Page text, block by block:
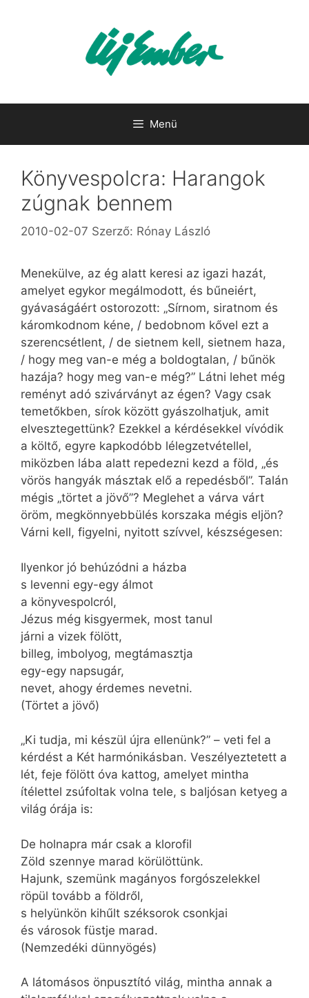
Menü
Könyvespolcra: Harangok
zúgnak bennem
2010-02-07 Szerző: Rónay László
Menekülve, az ég alatt keresi az igazi hazát,
amelyet egykor megálmodott, és bűneiért,
gyávaságáért ostorozott: „Sírnom, siratnom és
káromkodnom kéne, / bedobnom kővel ezt a
szerencsétlent, / de sietnem kell, sietnem haza,
/ hogy meg van-e még a boldogtalan, / bűnök
hazája? hogy meg van-e még?” Látni lehet még
reményt adó szivárványt az égen? Vagy csak
temetőkben, sírok között gyászolhatjuk, amit
elvesztegettünk? Ezekkel a kérdésekkel vívódik
a költő, egyre kapkodóbb lélegzetvétellel,
miközben lába alatt repedezni kezd a föld, „és
vörös hangyák másztak elő a repedésből”. Talán
mégis „törtet a jövő”? Meglehet a várva várt
öröm, megkönnyebbülés korszaka mégis eljön?
Várni kell, figyelni, nyitott szívvel, készségesen:
Ilyenkor jó behúzódni a házba
s levenni egy-egy álmot
a könyvespolcról,
Jézus még kisgyermek, most tanul
járni a vizek fölött,
billeg, imbolyog, megtámasztja
egy-egy napsugár,
nevet, ahogy érdemes nevetni.
(Törtet a jövő)
„Ki tudja, mi készül újra ellenünk?” – veti fel a
kérdést a Két harmónikásban. Veszélyeztetett a
lét, feje fölött óva kattog, amelyet mintha
ítélettel zsúfoltak volna tele, s baljósan ketyeg a
világ órája is:
De holnapra már csak a klorofil
Zöld szennye marad körülöttünk.
Hajunk, szemünk magányos forgószelekkel
röpül tovább a földről,
s helyünkön kihűlt széksorok csonkjai
és városok füstje marad.
(Nemzedéki dünnyögés)
A látomásos önpusztító világ, mintha annak a